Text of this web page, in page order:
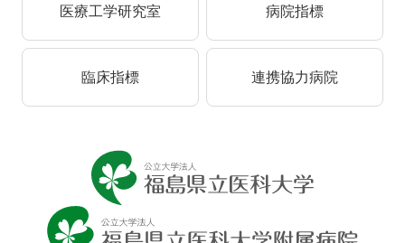
医療工学研究室 病院指標
臨床指標 連携協力病院